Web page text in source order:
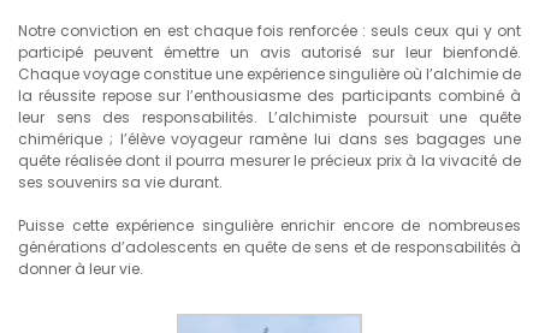
Notre conviction en est chaque fois renforcée : seuls ceux qui y ont
participé peuvent émettre un avis autorisé sur leur bienfondé.
Chaque voyage constitue une expérience singulière où l’alchimie de
la réussite repose sur l’enthousiasme des participants combiné à
leur sens des responsabilités. L’alchimiste poursuit une quête
chimérique ; l’élève voyageur ramène lui dans ses bagages une
quête réalisée dont il pourra mesurer le précieux prix à la vivacité de
ses souvenirs sa vie durant.
Puisse cette expérience singulière enrichir encore de nombreuses
générations d’adolescents en quête de sens et de responsabilités à
donner à leur vie.